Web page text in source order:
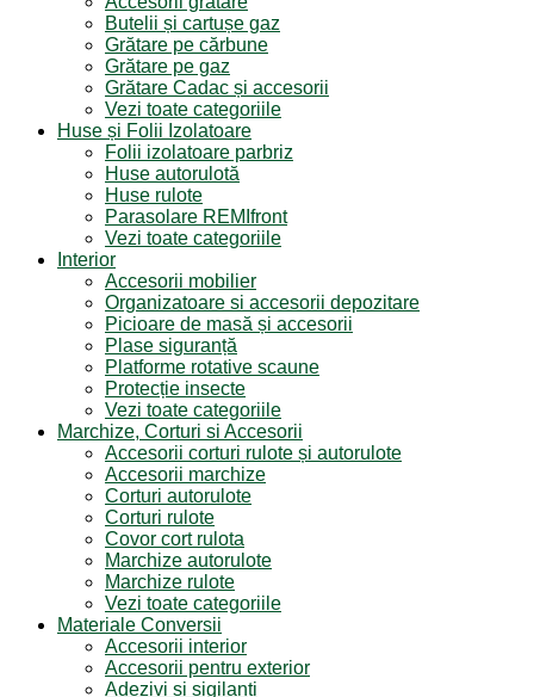
Butelii și cartușe gaz
Grătare pe cărbune
Grătare pe gaz
Grătare Cadac și accesorii
Vezi toate categoriile
Huse și Folii Izolatoare
Folii izolatoare parbriz
Huse autorulotă
Huse rulote
Parasolare REMIfront
Vezi toate categoriile
Interior
Accesorii mobilier
Organizatoare si accesorii depozitare
Picioare de masă și accesorii
Plase siguranță
Platforme rotative scaune
Protecție insecte
Vezi toate categoriile
Marchize, Corturi si Accesorii
Accesorii corturi rulote și autorulote
Accesorii marchize
Corturi autorulote
Corturi rulote
Covor cort rulota
Marchize autorulote
Marchize rulote
Vezi toate categoriile
Materiale Conversii
Accesorii interior
Accesorii pentru exterior
Adezivi și sigilanți